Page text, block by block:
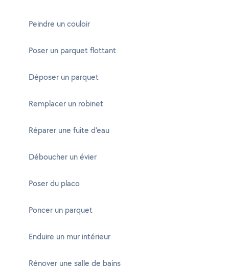
Peindre un couloir
Poser un parquet flottant
Déposer un parquet
Remplacer un robinet
Réparer une fuite d'eau
Déboucher un évier
Poser du placo
Poncer un parquet
Enduire un mur intérieur
Rénover une salle de bains